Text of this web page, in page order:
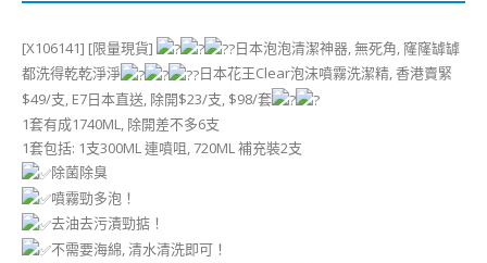
[X106141] [限量現貨]
日本泡泡清潔神器, 無死角, 窿窿罅罅
都洗得乾乾淨淨
日本花王Clear泡沫噴霧洗潔精, 香港賣緊
$49/支, E7日本直送, 除開$23/支, $98/套
1套有成1740ML, 除開差不多6支
1套包括: 1支300ML 連噴咀, 720ML 補充裝2支
除菌除臭
噴霧勁多泡！
去油去污漬勁掂！
不需要海綿, 清水清洗即可！